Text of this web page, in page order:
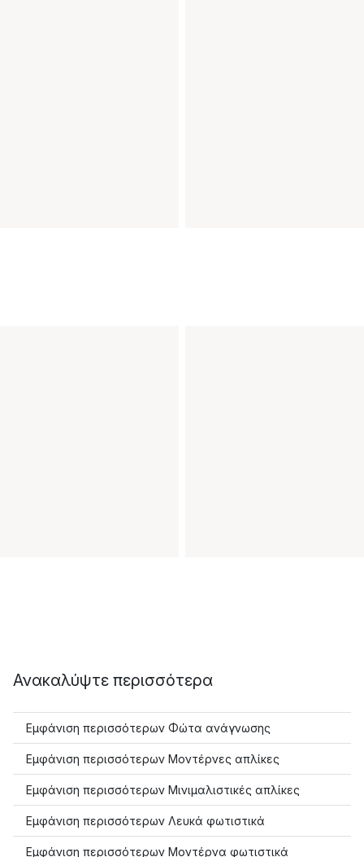
Ανακαλύψτε περισσότερα
Εμφάνιση περισσότερων Φώτα ανάγνωσης
Εμφάνιση περισσότερων Μοντέρνες απλίκες
Εμφάνιση περισσότερων Μινιμαλιστικές απλίκες
Εμφάνιση περισσότερων Λευκά φωτιστικά
Εμφάνιση περισσότερων Μοντέρνα φωτιστικά